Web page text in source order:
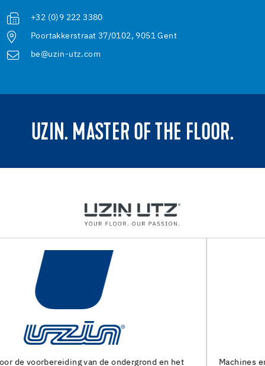
+32 (0)9 222 3380
Poortakkerstraat 37/0102, 9051 Gent
be@uzin-utz.com
UZIN. MASTER OF THE FLOOR.
Machines en speciaal gereedschap voor de voorbereiding